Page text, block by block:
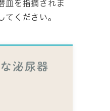
血を指摘されま
てください。
泌尿器